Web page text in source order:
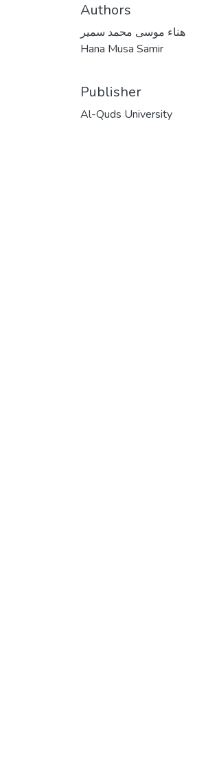
Authors
هناء موسى محمد سمير
Hana Musa Samir
Publisher
Al-Quds University